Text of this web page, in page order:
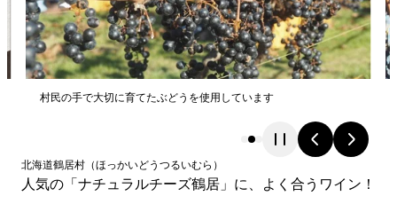
村民の手で大切に育てたぶどうを使用しています
北海道鶴居村 （ほっかいどう つるいむら ）
人気の「ナチュラルチーズ鶴居」に、よく合うワイン！